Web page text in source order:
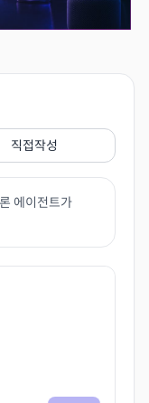
직접작성
에이전트가